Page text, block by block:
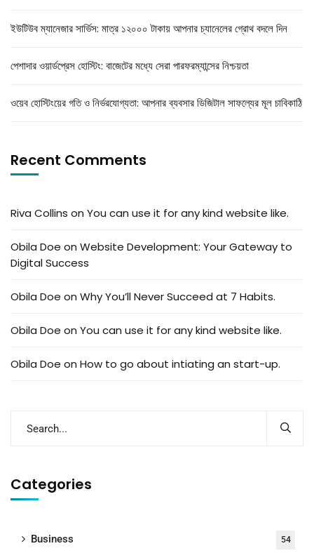
ইউটিউব ম্যানেজার সার্ভিস: মাত্র ১২০০০ টাকায় আপনার চ্যানেলের গ্রোথ বদলে দিন
পেশাদার ওয়ার্ডপ্রেস হোস্টিং: বাজেটের মধ্যে সেরা পারফরম্যান্সের নিশ্চয়তা
ওয়েব হোস্টিংয়ের গতি ও নির্ভরযোগ্যতা: আপনার ব্যবসার ডিজিটাল সাফল্যের মূল চাবিকাঠি
Recent Comments
Riva Collins on You can use it for any kind website like.
Obila Doe on Website Development: Your Gateway to
Digital Success
Obila Doe on Why You’ll Never Succeed at 7 Habits.
Obila Doe on You can use it for any kind website like.
Obila Doe on How to go about intiating an start-up.
Categories
Business 54